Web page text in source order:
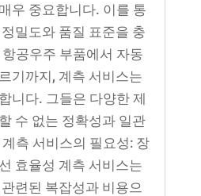
우 중요합니다. 이를 통
밀도와 품질 표준을 충
공우주 부품에서 자동
기까지, 계측 서비스는
니다. 그들은 다양한 제
수 없는 정확성과 일관
측 서비스의 필요성: 장
효율성 계측 서비스는
련된 복잡성과 비용으